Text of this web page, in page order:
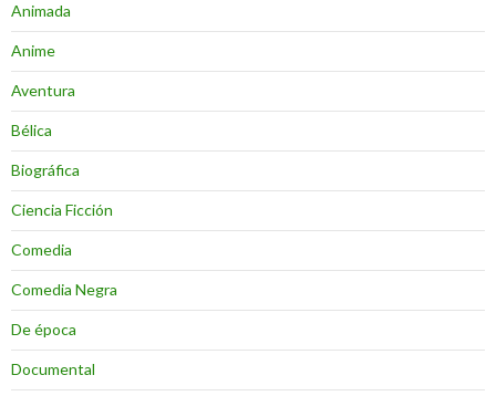
Animada
Anime
Aventura
Bélica
Biográfica
Ciencia Ficción
Comedia
Comedia Negra
De época
Documental